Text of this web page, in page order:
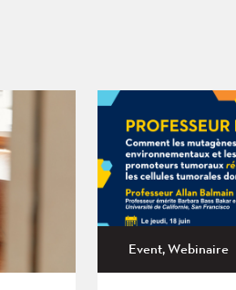
Event, Webinaire